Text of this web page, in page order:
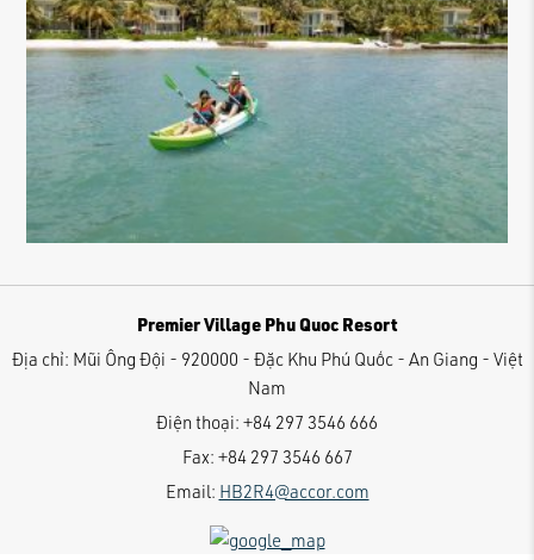
Premier Village Phu Quoc Resort
Địa chỉ: Mũi Ông Đội - 920000 - Đặc Khu Phú Quốc - An Giang - Việt
Nam
Điện thoại: +84 297 3546 666
Fax: +84 297 3546 667
Email: HB2R4@accor.com